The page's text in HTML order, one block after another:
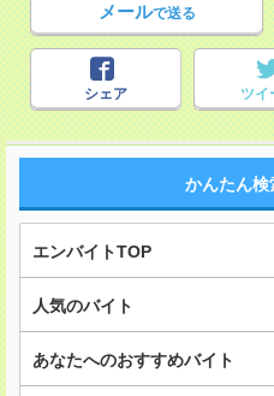
メールで送る
シェア ツイ
かんたん検
エンバイトTOP
人気のバイト
あなたへのおすすめバイト